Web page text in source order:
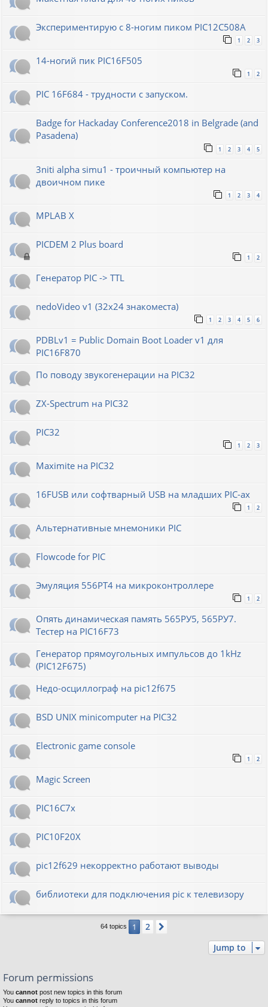
Экспериментирую с 8-ногим пиком PIC12C508A
1 2 3
14-ногий пик PIC16F505
1 2
PIC 16F684 - трудности с запуском.
Badge for Hackaday Conference2018 in Belgrade (and
Pasadena)
1 2 3 4 5
3niti alpha simu1 - троичный компьютер на
двоичном пике
1 2 3 4
MPLAB X
PICDEM 2 Plus board
1 2
Генератор РIС -> TTL
nedoVideo v1 (32x24 знакоместа)
1 2 3 4 5 6
PDBLv1 = Public Domain Boot Loader v1 для
PIC16F870
По поводу звукогенерации на PIC32
ZX-Spectrum на PIC32
PIC32
1 2 3
Maximite на PIC32
16FUSB или софтварный USB на младших PIC-ах
1 2
Альтернативные мнемоники PIC
Flowcode for PIC
Эмуляция 556РТ4 на микроконтроллере
1 2
Опять динамическая память 565РУ5, 565РУ7.
Тестер на PIC16F73
Генератор прямоугольных импульсов до 1kHz
(PIC12F675)
Недо-осциллограф на pic12f675
BSD UNIX minicomputer на PIC32
Electronic game console
1 2
Magic Screen
PIC16C7x
PIC10F20Х
pic12f629 некорректно работают выводы
библиотеки для подключения pic к телевизору
64 topics 1 2
Jump to
Forum permissions
You cannot post new topics in this forum
You cannot reply to topics in this forum